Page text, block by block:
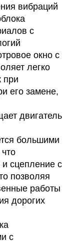
вибраций
с
окно с
легко
при
его замене,
двигатель
большими
и сцепление с
позволяя
работы
дорогих
с